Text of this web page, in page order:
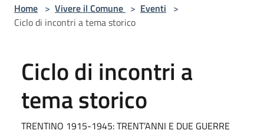
Home > Vivere il Comune > Eventi >
Ciclo di incontri a tema storico
Ciclo di incontri a
tema storico
TRENTINO 1915-1945: TRENT’ANNI E DUE GUERRE